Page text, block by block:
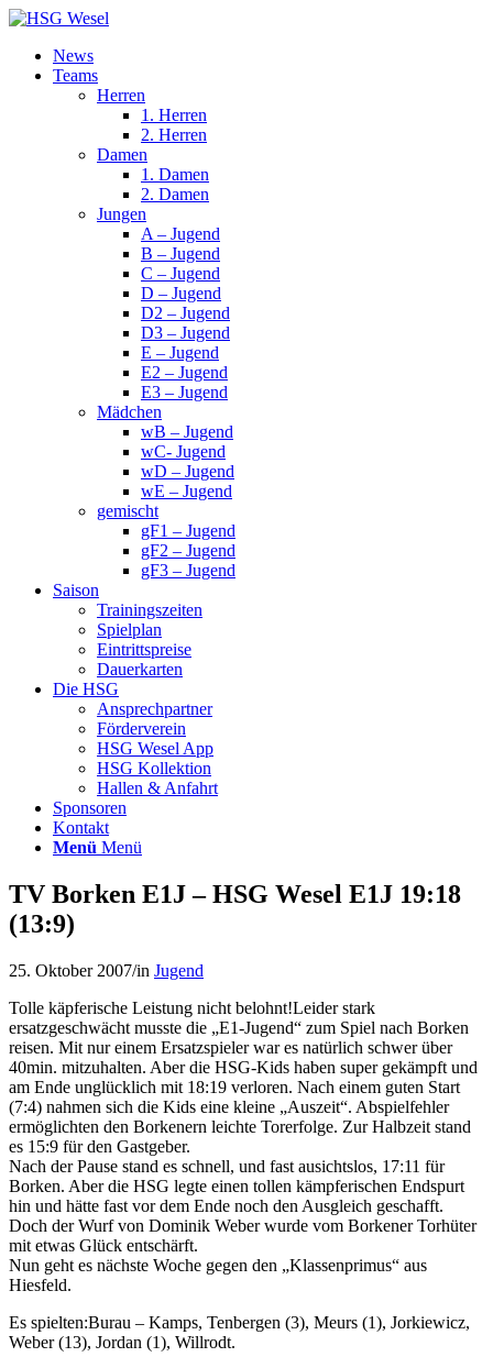
News
Teams
Herren
1. Herren
2. Herren
Damen
1. Damen
2. Damen
Jungen
A – Jugend
B – Jugend
C – Jugend
D – Jugend
D2 – Jugend
D3 – Jugend
E – Jugend
E2 – Jugend
E3 – Jugend
Mädchen
wB – Jugend
wC- Jugend
wD – Jugend
wE – Jugend
gemischt
gF1 – Jugend
gF2 – Jugend
gF3 – Jugend
Saison
Trainingszeiten
Spielplan
Eintrittspreise
Dauerkarten
Die HSG
Ansprechpartner
Förderverein
HSG Wesel App
HSG Kollektion
Hallen & Anfahrt
Sponsoren
Kontakt
Menü Menü
TV Borken E1J – HSG Wesel E1J 19:18
(13:9)
25. Oktober 2007/in Jugend
Tolle käpferische Leistung nicht belohnt!Leider stark
ersatzgeschwächt musste die „E1-Jugend“ zum Spiel nach Borken
reisen. Mit nur einem Ersatzspieler war es natürlich schwer über
40min. mitzuhalten. Aber die HSG-Kids haben super gekämpft und
am Ende unglücklich mit 18:19 verloren. Nach einem guten Start
(7:4) nahmen sich die Kids eine kleine „Auszeit“. Abspielfehler
ermöglichten den Borkenern leichte Torerfolge. Zur Halbzeit stand
es 15:9 für den Gastgeber.
Nach der Pause stand es schnell, und fast ausichtslos, 17:11 für
Borken. Aber die HSG legte einen tollen kämpferischen Endspurt
hin und hätte fast vor dem Ende noch den Ausgleich geschafft.
Doch der Wurf von Dominik Weber wurde vom Borkener Torhüter
mit etwas Glück entschärft.
Nun geht es nächste Woche gegen den „Klassenprimus“ aus
Hiesfeld.
Es spielten:Burau – Kamps, Tenbergen (3), Meurs (1), Jorkiewicz,
Weber (13), Jordan (1), Willrodt.